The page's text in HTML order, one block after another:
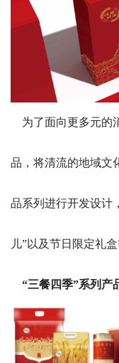
为了面向更多元的
品，将清流的地域文
品系列进行开发设计
儿”以及节日限定礼盒
“三餐四季”系列产